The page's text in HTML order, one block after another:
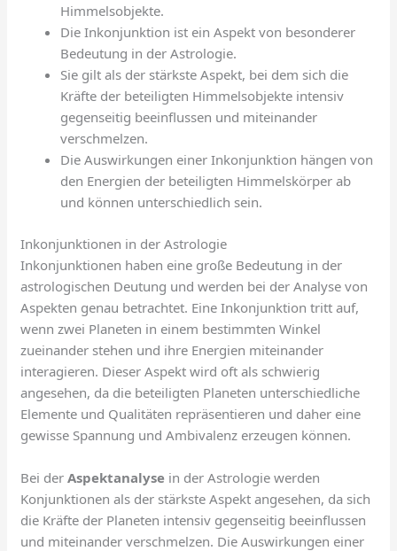
Himmelsobjekte.
Die Inkonjunktion ist ein Aspekt von besonderer
Bedeutung in der Astrologie.
Sie gilt als der stärkste Aspekt, bei dem sich die
Kräfte der beteiligten Himmelsobjekte intensiv
gegenseitig beeinflussen und miteinander
verschmelzen.
Die Auswirkungen einer Inkonjunktion hängen von
den Energien der beteiligten Himmelskörper ab
und können unterschiedlich sein.
Inkonjunktionen in der Astrologie
Inkonjunktionen haben eine große Bedeutung in der
astrologischen Deutung und werden bei der Analyse von
Aspekten genau betrachtet. Eine Inkonjunktion tritt auf,
wenn zwei Planeten in einem bestimmten Winkel
zueinander stehen und ihre Energien miteinander
interagieren. Dieser Aspekt wird oft als schwierig
angesehen, da die beteiligten Planeten unterschiedliche
Elemente und Qualitäten repräsentieren und daher eine
gewisse Spannung und Ambivalenz erzeugen können.
Bei derAspektanalyse in der Astrologie werden
Konjunktionen als der stärkste Aspekt angesehen, da sich
die Kräfte der Planeten intensiv gegenseitig beeinflussen
und miteinander verschmelzen. Die Auswirkungen einer